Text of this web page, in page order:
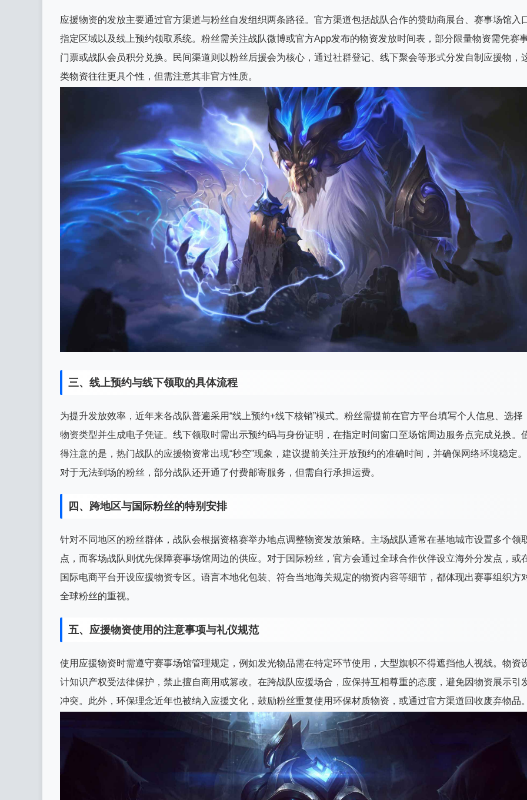
应援物资的发放主要通过官方渠道与粉丝自发组织两条路径。官方渠道包括战队合作的赞助商展台、赛事场馆入
指定区域以及线上预约领取系统。粉丝需关注战队微博或官方App发布的物资发放时间表，部分限量物资需凭赛
门票或战队会员积分兑换。民间渠道则以粉丝后援会为核心，通过社群登记、线下聚会等形式分发自制应援物，
类物资往往更具个性，但需注意其非官方性质。
三、线上预约与线下领取的具体流程
为提升发放效率，近年来各战队普遍采用“线上预约+线下核销”模式。粉丝需提前在官方平台填写个人信息、选择
物资类型并生成电子凭证。线下领取时需出示预约码与身份证明，在指定时间窗口至场馆周边服务点完成兑换。
得注意的是，热门战队的应援物资常出现“秒空”现象，建议提前关注开放预约的准确时间，并确保网络环境稳定。
对于无法到场的粉丝，部分战队还开通了付费邮寄服务，但需自行承担运费。
四、跨地区与国际粉丝的特别安排
针对不同地区的粉丝群体，战队会根据资格赛举办地点调整物资发放策略。主场战队通常在基地城市设置多个领
点，而客场战队则优先保障赛事场馆周边的供应。对于国际粉丝，官方会通过全球合作伙伴设立海外分发点，或
国际电商平台开设应援物资专区。语言本地化包装、符合当地海关规定的物资内容等细节，都体现出赛事组织方
全球粉丝的重视。
五、应援物资使用的注意事项与礼仪规范
使用应援物资时需遵守赛事场馆管理规定，例如发光物品需在特定环节使用，大型旗帜不得遮挡他人视线。物资
计知识产权受法律保护，禁止擅自商用或篡改。在跨战队应援场合，应保持互相尊重的态度，避免因物资展示引
冲突。此外，环保理念近年也被纳入应援文化，鼓励粉丝重复使用环保材质物资，或通过官方渠道回收废弃物品